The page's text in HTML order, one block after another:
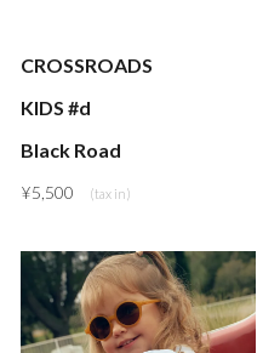
CROSSROADS
KIDS #d
Black Road
¥5,500